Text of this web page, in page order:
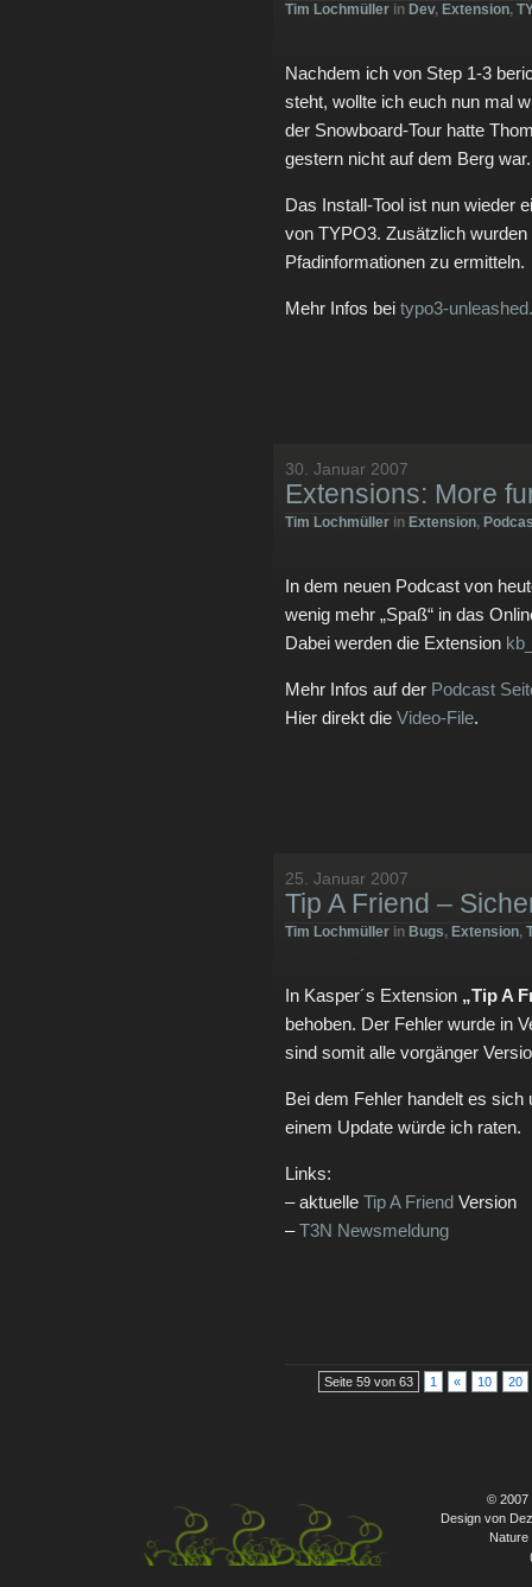
Tim Lochmüller in Dev, Extension,
Nachdem ich von Step 1-3
steht, wollte ich euch nun mal
der Snowboard-Tour hatte
gestern nicht auf dem Berg war.
Das Install-Tool ist nun wieder
von TYPO3. Zusätzlich
Pfadinformationen zu ermitteln.
Mehr Infos bei typo3-
30. Januar 2007
Extensions: More
Tim Lochmüller in Extension,
In dem neuen Podcast von
wenig mehr „Spaß“ in das
Dabei werden die Extension
Mehr Infos auf der Podcast
Hier direkt die Video-File.
25. Januar 2007
Tip A Friend –
Tim Lochmüller in Bugs, Extension,
In Kasper´s Extension „Tip A
behoben. Der Fehler wurde in
sind somit alle vorgänger
Bei dem Fehler handelt es sich
einem Update würde ich raten.
Links:
– aktuelle Tip A Friend Version
–T3N Newsmeldung
Seite 59 von 63 1 « 10 20
© 2007
Design von
Nature